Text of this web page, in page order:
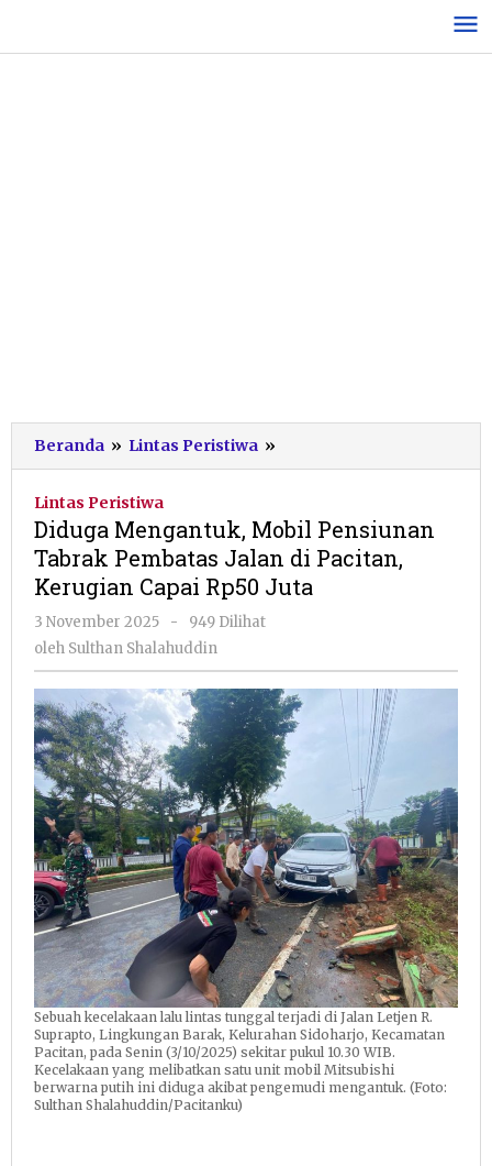
konten
Beranda » Lintas Peristiwa »
Mengantuk,
Tabrak
Pembatas
Jalan
Capai
Rp50
Juta
Lintas Peristiwa
Diduga Mengantuk, Mobil Pensiunan
Tabrak Pembatas Jalan di Pacitan,
Kerugian Capai Rp50 Juta
3 November 2025
oleh
Sulthan
-
949 Dilihat
oleh Sulthan Shalahuddin
Sebuah kecelakaan lalu lintas tunggal terjadi di Jalan Letjen R.
Suprapto, Lingkungan Barak, Kelurahan Sidoharjo, Kecamatan
Pacitan, pada Senin (3/10/2025) sekitar pukul 10.30 WIB.
Kecelakaan yang melibatkan satu unit mobil Mitsubishi
berwarna putih ini diduga akibat pengemudi mengantuk. (Foto:
Sulthan Shalahuddin/Pacitanku)